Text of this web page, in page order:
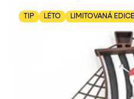
TIP LÉTO LIMITOVANÁ EDICE